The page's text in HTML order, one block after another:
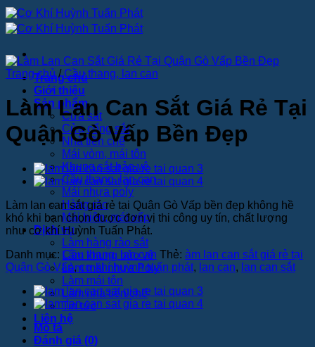
Bỏ
qua
nội
Trang chủ
Giới thiệu
Sản phẩm
Cửa sắt
Cửa cổng sắt
Nhà tiền chế
Mái vòm, mái tôn
Khung sắt bảo vệ
Cầu thang, lan can
Mái nhựa poly
Hàng rào
Mái hiên, mái xếp
Dịch vụ
Làm hàng rào sắt
Làm khung bảo vệ
Làm mái nhựa Poly
Làm mái tôn
Làm nhà tiền chế
Tin tức
Liên hệ
Trang chủ / Cầu thang, lan can
Làm Lan Can Sắt Giá Rẻ Tại
Quận Gò Vấp Bền Đẹp
Làm lan can sắt giá rẻ tại Quận Gò Vấp bền đẹp không hề
khó khi bạn chọn được đơn vị thi công uy tín, chất lượng
như cơ khí Huỳnh Tuấn Phát.
Danh mục: Cầu thang, lan can Thẻ: àm lan can sắt giá rẻ tại
Quận Gò Vấp,cơ khí huỳnh tuấn phát, lan can, lan can sắt
Mô tả
Đánh giá (0)